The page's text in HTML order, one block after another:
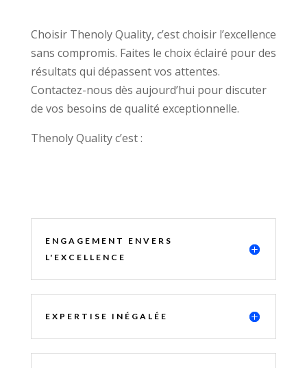
Choisir Thenoly Quality, c’est choisir l’excellence
sans compromis. Faites le choix éclairé pour des
résultats qui dépassent vos attentes.
Contactez-nous dès aujourd’hui pour discuter
de vos besoins de qualité exceptionnelle.
Thenoly Quality c’est :
ENGAGEMENT ENVERS
L'EXCELLENCE
EXPERTISE INÉGALÉE